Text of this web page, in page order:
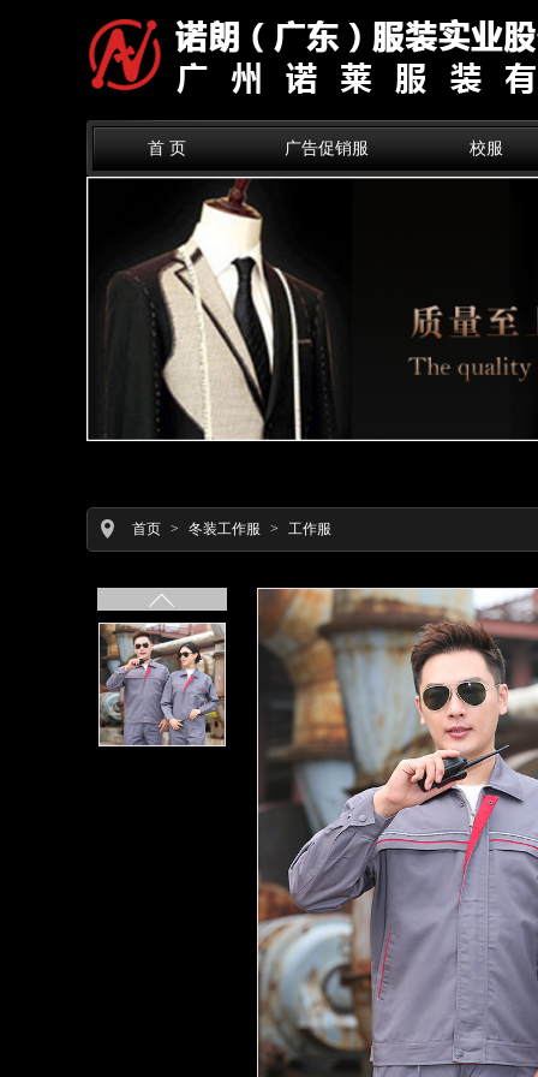
首 页 广告促销服 校服
首页 > 冬装工作服 > 工作服